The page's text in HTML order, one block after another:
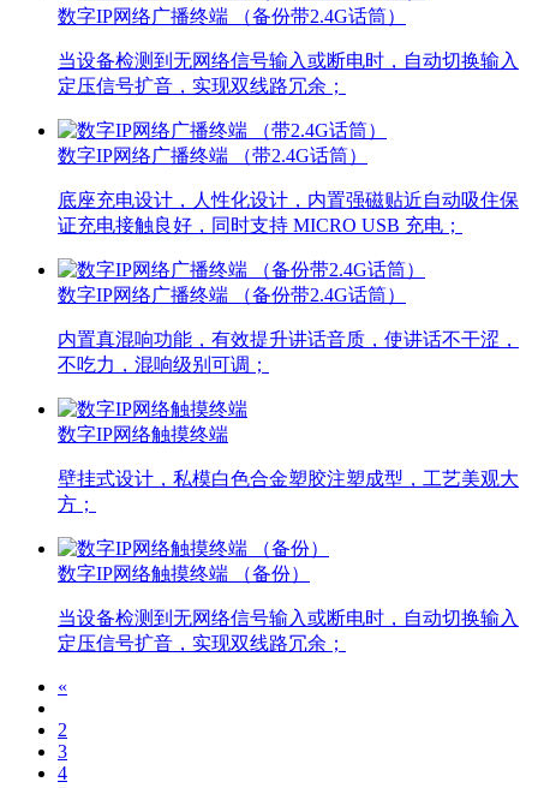
数字IP网络广播终端 （备份带2.4G话筒）
当设备检测到无网络信号输入或断电时，自动切换输入
定压信号扩音，实现双线路冗余；
数字IP网络广播终端 （带2.4G话筒）
底座充电设计，人性化设计，内置强磁贴近自动吸住保
证充电接触良好，同时支持 MICRO USB 充电；
数字IP网络广播终端 （备份带2.4G话筒）
内置真混响功能，有效提升讲话音质，使讲话不干涩，
不吃力，混响级别可调；
数字IP网络触摸终端
壁挂式设计，私模白色合金塑胶注塑成型，工艺美观大
方；
数字IP网络触摸终端 （备份）
当设备检测到无网络信号输入或断电时，自动切换输入
定压信号扩音，实现双线路冗余；
«
2
3
4